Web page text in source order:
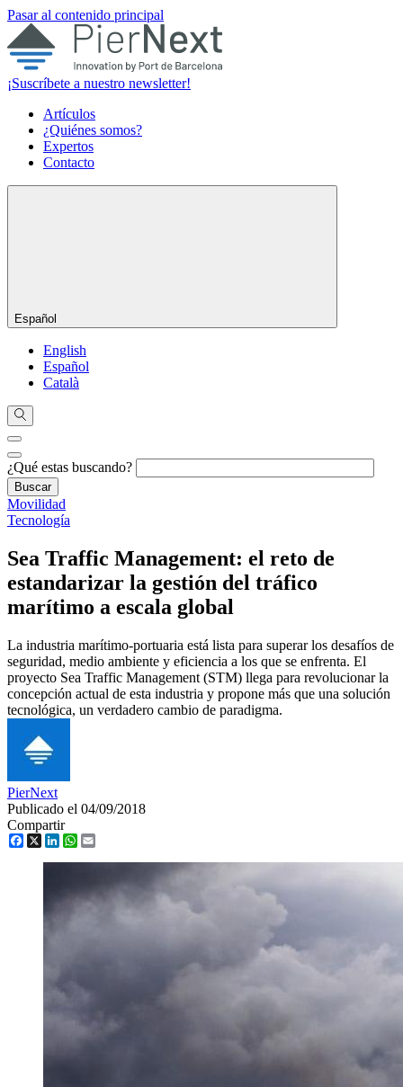
Pasar al contenido principal
¡Suscríbete a nuestro newsletter!
Artículos
¿Quiénes somos?
Expertos
Contacto
Español
English
Español
Català
¿Qué estas buscando?
Movilidad
Tecnología
Sea Traffic Management: el reto de
estandarizar la gestión del tráfico
marítimo a escala global
La industria marítimo-portuaria está lista para superar los desafíos de
seguridad, medio ambiente y eficiencia a los que se enfrenta. El
proyecto Sea Traffic Management (STM) llega para revolucionar la
concepción actual de esta industria y propone más que una solución
tecnológica, un verdadero cambio de paradigma.
PierNext
Publicado el 04/09/2018
Compartir
Facebook
X LinkedInWhatsApp